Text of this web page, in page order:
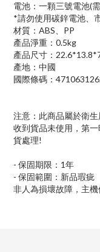
電池：一顆三號電池(
*請勿使用碳鋅電池、
材質：ABS、PP
產品淨重：0.5kg
產品尺寸：
產地：中國
國際條碼：
注意：此商品屬於衛
收到貨品未使用，第
貨處理!
- 保固期限：1年
- 保固範圍：新品瑕疵
非人為損壞故障，主機